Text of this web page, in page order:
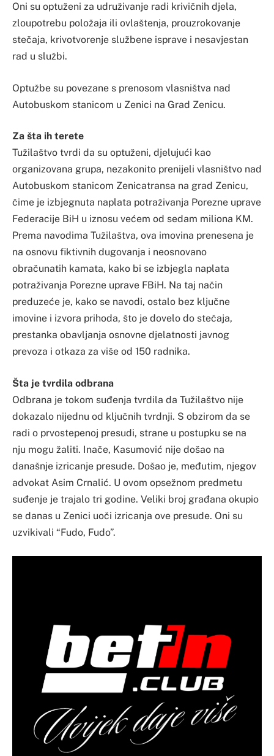
Oni su optuženi za udruživanje radi krivičnih djela,
zloupotrebu položaja ili ovlaštenja, prouzrokovanje
stečaja, krivotvorenje službene isprave i nesavjestan
rad u službi.
Optužbe su povezane s prenosom vlasništva nad
Autobuskom stanicom u Zenici na Grad Zenicu.
Za šta ih terete
Tužilaštvo tvrdi da su optuženi, djelujući kao
organizovana grupa, nezakonito prenijeli vlasništvo nad
Autobuskom stanicom Zenicatransa na grad Zenicu,
čime je izbjegnuta naplata potraživanja Porezne uprave
Federacije BiH u iznosu većem od sedam miliona KM.
Prema navodima Tužilaštva, ova imovina prenesena je
na osnovu fiktivnih dugovanja i neosnovano
obračunatih kamata, kako bi se izbjegla naplata
potraživanja Porezne uprave FBiH. Na taj način
preduzeće je, kako se navodi, ostalo bez ključne
imovine i izvora prihoda, što je dovelo do stečaja,
prestanka obavljanja osnovne djelatnosti javnog
prevoza i otkaza za više od 150 radnika.
Šta je tvrdila odbrana
Odbrana je tokom suđenja tvrdila da Tužilaštvo nije
dokazalo nijednu od ključnih tvrdnji. S obzirom da se
radi o prvostepenoj presudi, strane u postupku se na
nju mogu žaliti. Inače, Kasumović nije došao na
današnje izricanje presude. Došao je, međutim, njegov
advokat Asim Crnalić. U ovom opsežnom predmetu
suđenje je trajalo tri godine. Veliki broj građana okupio
se danas u Zenici uoči izricanja ove presude. Oni su
uzvikivali “Fudo, Fudo”.